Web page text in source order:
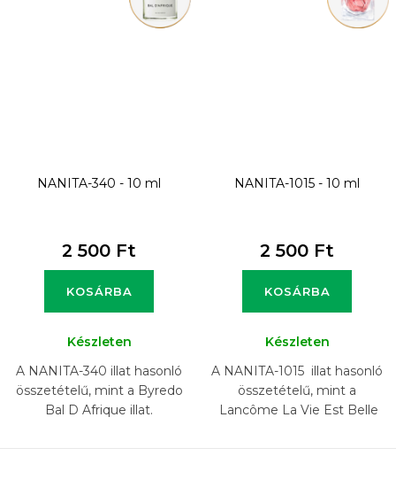
NANITA-340 - 10 ml
2 500 Ft
KOSÁRBA
Készleten
A NANITA-340 illat hasonló
összetételű, mint a Byredo
Bal D Afrique illat.
NANITA-1015 - 10 ml
2 500 Ft
KOSÁRBA
Készleten
A NANITA-1015 illat hasonló
összetételű, mint a
Lancôme La Vie Est Belle